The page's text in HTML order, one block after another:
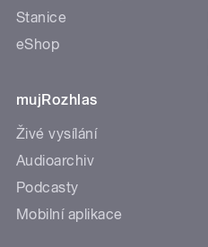
Stanice
eShop
mujRozhlas
Živé vysílání
Audioarchiv
Podcasty
Mobilní aplikace